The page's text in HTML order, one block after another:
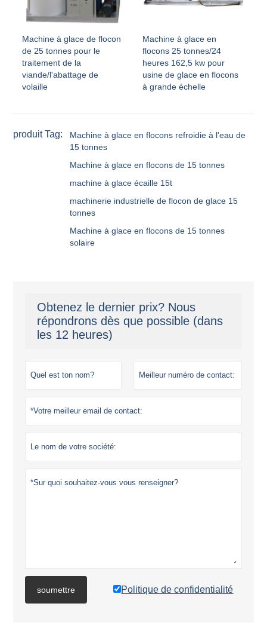
Machine à glace de flocon
de 25 tonnes pour le
traitement de la
viande/l'abattage de
volaille
Machine à glace en
flocons 25 tonnes/24
heures 162,5 kw pour
usine de glace en flocons
à grande échelle
produit Tag:
Machine à glace en flocons refroidie à l'eau de
15 tonnes
Machine à glace en flocons de 15 tonnes
machine à glace écaille 15t
machinerie industrielle de flocon de glace 15
tonnes
Machine à glace en flocons de 15 tonnes
solaire
Obtenez le dernier prix? Nous
répondrons dès que possible (dans
les 12 heures)
soumettre Politique de confidentialité